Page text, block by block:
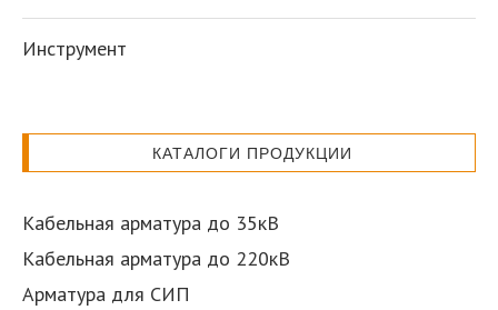
Инструмент
КАТАЛОГИ ПРОДУКЦИИ
Кабельная арматура до 35кВ
Кабельная арматура до 220кВ
Арматура для СИП